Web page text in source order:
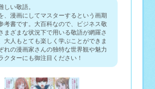
しい敬語。
、漫画にしてマスターするという画期
考書です。大百科なので、ビジネス敬
まざまな状況下で用いる敬語が網羅さ
大人もとても楽しく学ぶことができま
れの漫画家さんの独特な世界観や魅力
クターにも御注目ください！